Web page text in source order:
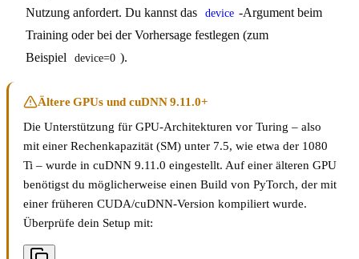
Nutzung anfordert. Du kannst das
device -Argument beim
Training oder bei der Vorhersage festlegen (zum
Beispiel
device=0 ).
Ältere GPUs und cuDNN 9.11.0+
Die Unterstützung für GPU-Architekturen vor Turing – also
mit einer Rechenkapazität (SM) unter 7.5, wie etwa der 1080
Ti – wurde in cuDNN 9.11.0 eingestellt. Auf einer älteren GPU
benötigst du möglicherweise einen Build von PyTorch, der mit
einer früheren CUDA/cuDNN-Version kompiliert wurde.
Überprüfe dein Setup mit: